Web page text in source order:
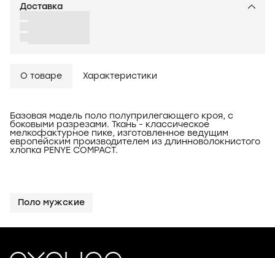
Доставка
О товаре Характеристики
Базовая модель поло полуприлегающего кроя, с
боковыми разрезами. Ткань - классическое
мелкофактурное пике, изготовленное ведущим
европейским производителем из длинноволокнистого
хлопка PENYE COMPACT.
Поло мужские